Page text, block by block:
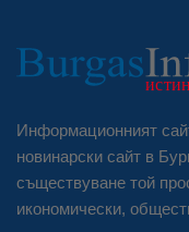
Информационният
новинарски сайт в
съществуване той
икономически,